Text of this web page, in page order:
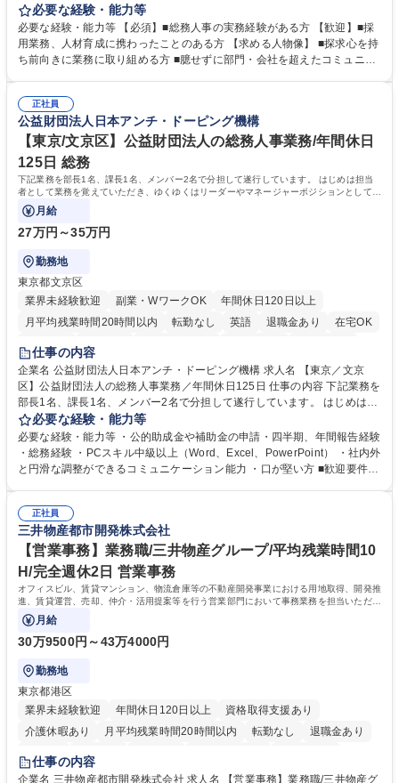
定、さらに社内の重要会議の運営等、経営の根幹となる幅広い総務人事業
務全般を担当していただきます。 【主な業務内容】 ■採用関係業務および
人材育成(社員研修)業務の推進 ■中期経営計画および予算等の管理 ■設備
投資計画等の策定 ■社内の重要会議の運営 ■その他総務人事業務全般 【入
務人事】経験者歓迎！/阪急阪神HDグループ/年休124日
必要な経験・能力等
必要な経験・能力等 【必須】■総務人事の実務経験がある方 【歓迎】■採
用業務、人材育成に携わったことのある方 【求める人物像】 ■探求心を持
ち前向きに業務に取り組める方 ■臆せずに部門・会社を超えたコミュニケ
囲のメンバーと協調しつつ主体性を持って能動的に業務を推進できる方 学
歴・資格 学歴：大学院 大学 高専 短大 専修学校 高校 語学力： 資格：
正社員
公益財団法人日本アンチ・ドーピング機構
【東京/文京区】公益財団法人の総務人事業務/年間休日
125日 総務
下記業務を部長1名、課長1名、メンバー2名で分担して遂行しています。 はじめは担当
者として業務を覚えていただき、ゆくゆくはリーダーやマネージャーポジションとして活
躍いただくことを期待しています。
月給
27万円～35万円
勤務地
東京都文京区
業界未経験歓迎
副業・WワークOK
年間休日120日以上
月平均残業時間20時間以内
転勤なし 英語 退職金あり
在宅OK
賞与あり
育休あり
食事補助あり
仕事の内容
企業名 公益財団法人日本アンチ・ドーピング機構 求人名 【東京／文京
区】公益財団法人の総務人事業務／年間休日125日 仕事の内容 下記業務を
部長1名、課長1名、メンバー2名で分担して遂行しています。 はじめは担
当者として業務を覚えていただき、ゆくゆくはリーダーやマネージャーポ
ジションとして活躍いただくことを期待しています。 【総務・人事グルー
プの業務内容】 ・人事制度関連 ・採用活動 ・教育研修の企画、実行 ・勤
怠管理 ・官公庁への各種提出 ・法定の会議運営（評議員会、理事会） ・
管理 ・福利厚生関連 ・職員からの問合せ、相談対応 ・その他日常の総務
業務全般 募集職種 【東京／文京区】公益財団法人の総務人事業務／年間
休日125日
必要な経験・能力等
必要な経験・能力等 ・公的助成金や補助金の申請・四半期、年間報告経験
・総務経験 ・PCスキル中級以上（Word、Excel、PowerPoint） ・社内外
と円滑な調整ができるコミュニケーション能力 ・口が堅い方 ■歓迎要件
正社員
三井物産都市開発株式会社
【営業事務】業務職/三井物産グループ/平均残業時間10
H/完全週休2日 営業事務
オフィスビル、賃貸マンション、物流倉庫等の不動産開発事業における用地取得、開発推
進、賃貸運営、売却、仲介・活用提案等を行う営業部門において事務業務を担当いただき
ます。
月給
30万9500円～43万4000円
勤務地
東京都港区
業界未経験歓迎
年間休日120日以上
資格取得支援あり
介護休暇あり
月平均残業時間20時間以内 転勤なし
退職金あり
在宅OK
賞与あり
駅近5分以内
土日祝休み 寮・社宅あり
仕事の内容
企業名 三井物産都市開発株式会社 求人名 【営業事務】業務職/三井物産グ